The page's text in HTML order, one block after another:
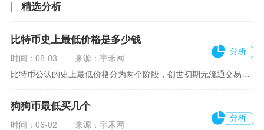
精选分析
比特币史上最低价格是多少钱
时间：08-03
来源：宇禾网
分析
狗狗币最低买几个
时间：06-02
来源：宇禾网
分析